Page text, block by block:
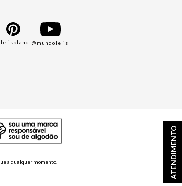
ATENDIMENTO
@mundolelis
a qualquer momento.